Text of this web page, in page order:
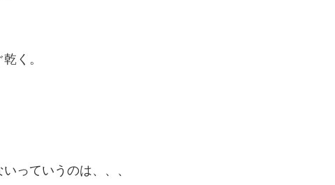
く。
っていうのは、、、